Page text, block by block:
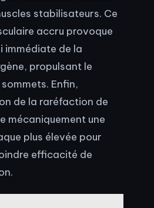
stabilisateurs. Ce
accru provoque
immédiate de la
propulsant le
Enfin,
de la raréfaction de
mécaniquement une
plus élevée pour
efficacité de